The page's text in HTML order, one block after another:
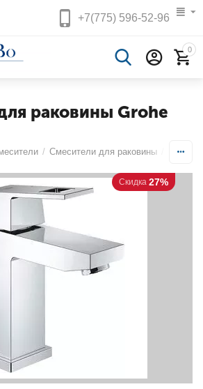
+7(775)596-52-96
0
раковины Grohe
/ Смесители для раковины
Скидка 27%